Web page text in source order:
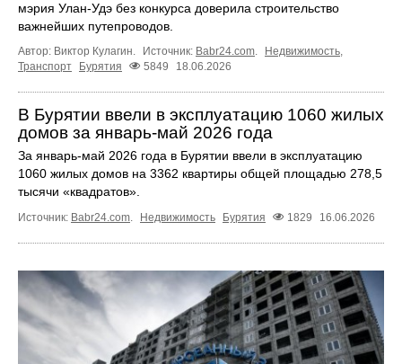
мэрия Улан-Удэ без конкурса доверила строительство
важнейших путепроводов.
Автор: Виктор Кулагин. Источник: Babr24.com. Недвижимость,
Транспорт
Бурятия 5849 18.06.2026
В Бурятии ввели в эксплуатацию 1060 жилых
домов за январь-май 2026 года
За январь-май 2026 года в Бурятии ввели в эксплуатацию
1060 жилых домов на 3362 квартиры общей площадью 278,5
тысячи «квадратов».
Источник: Babr24.com. Недвижимость Бурятия 1829 16.06.2026